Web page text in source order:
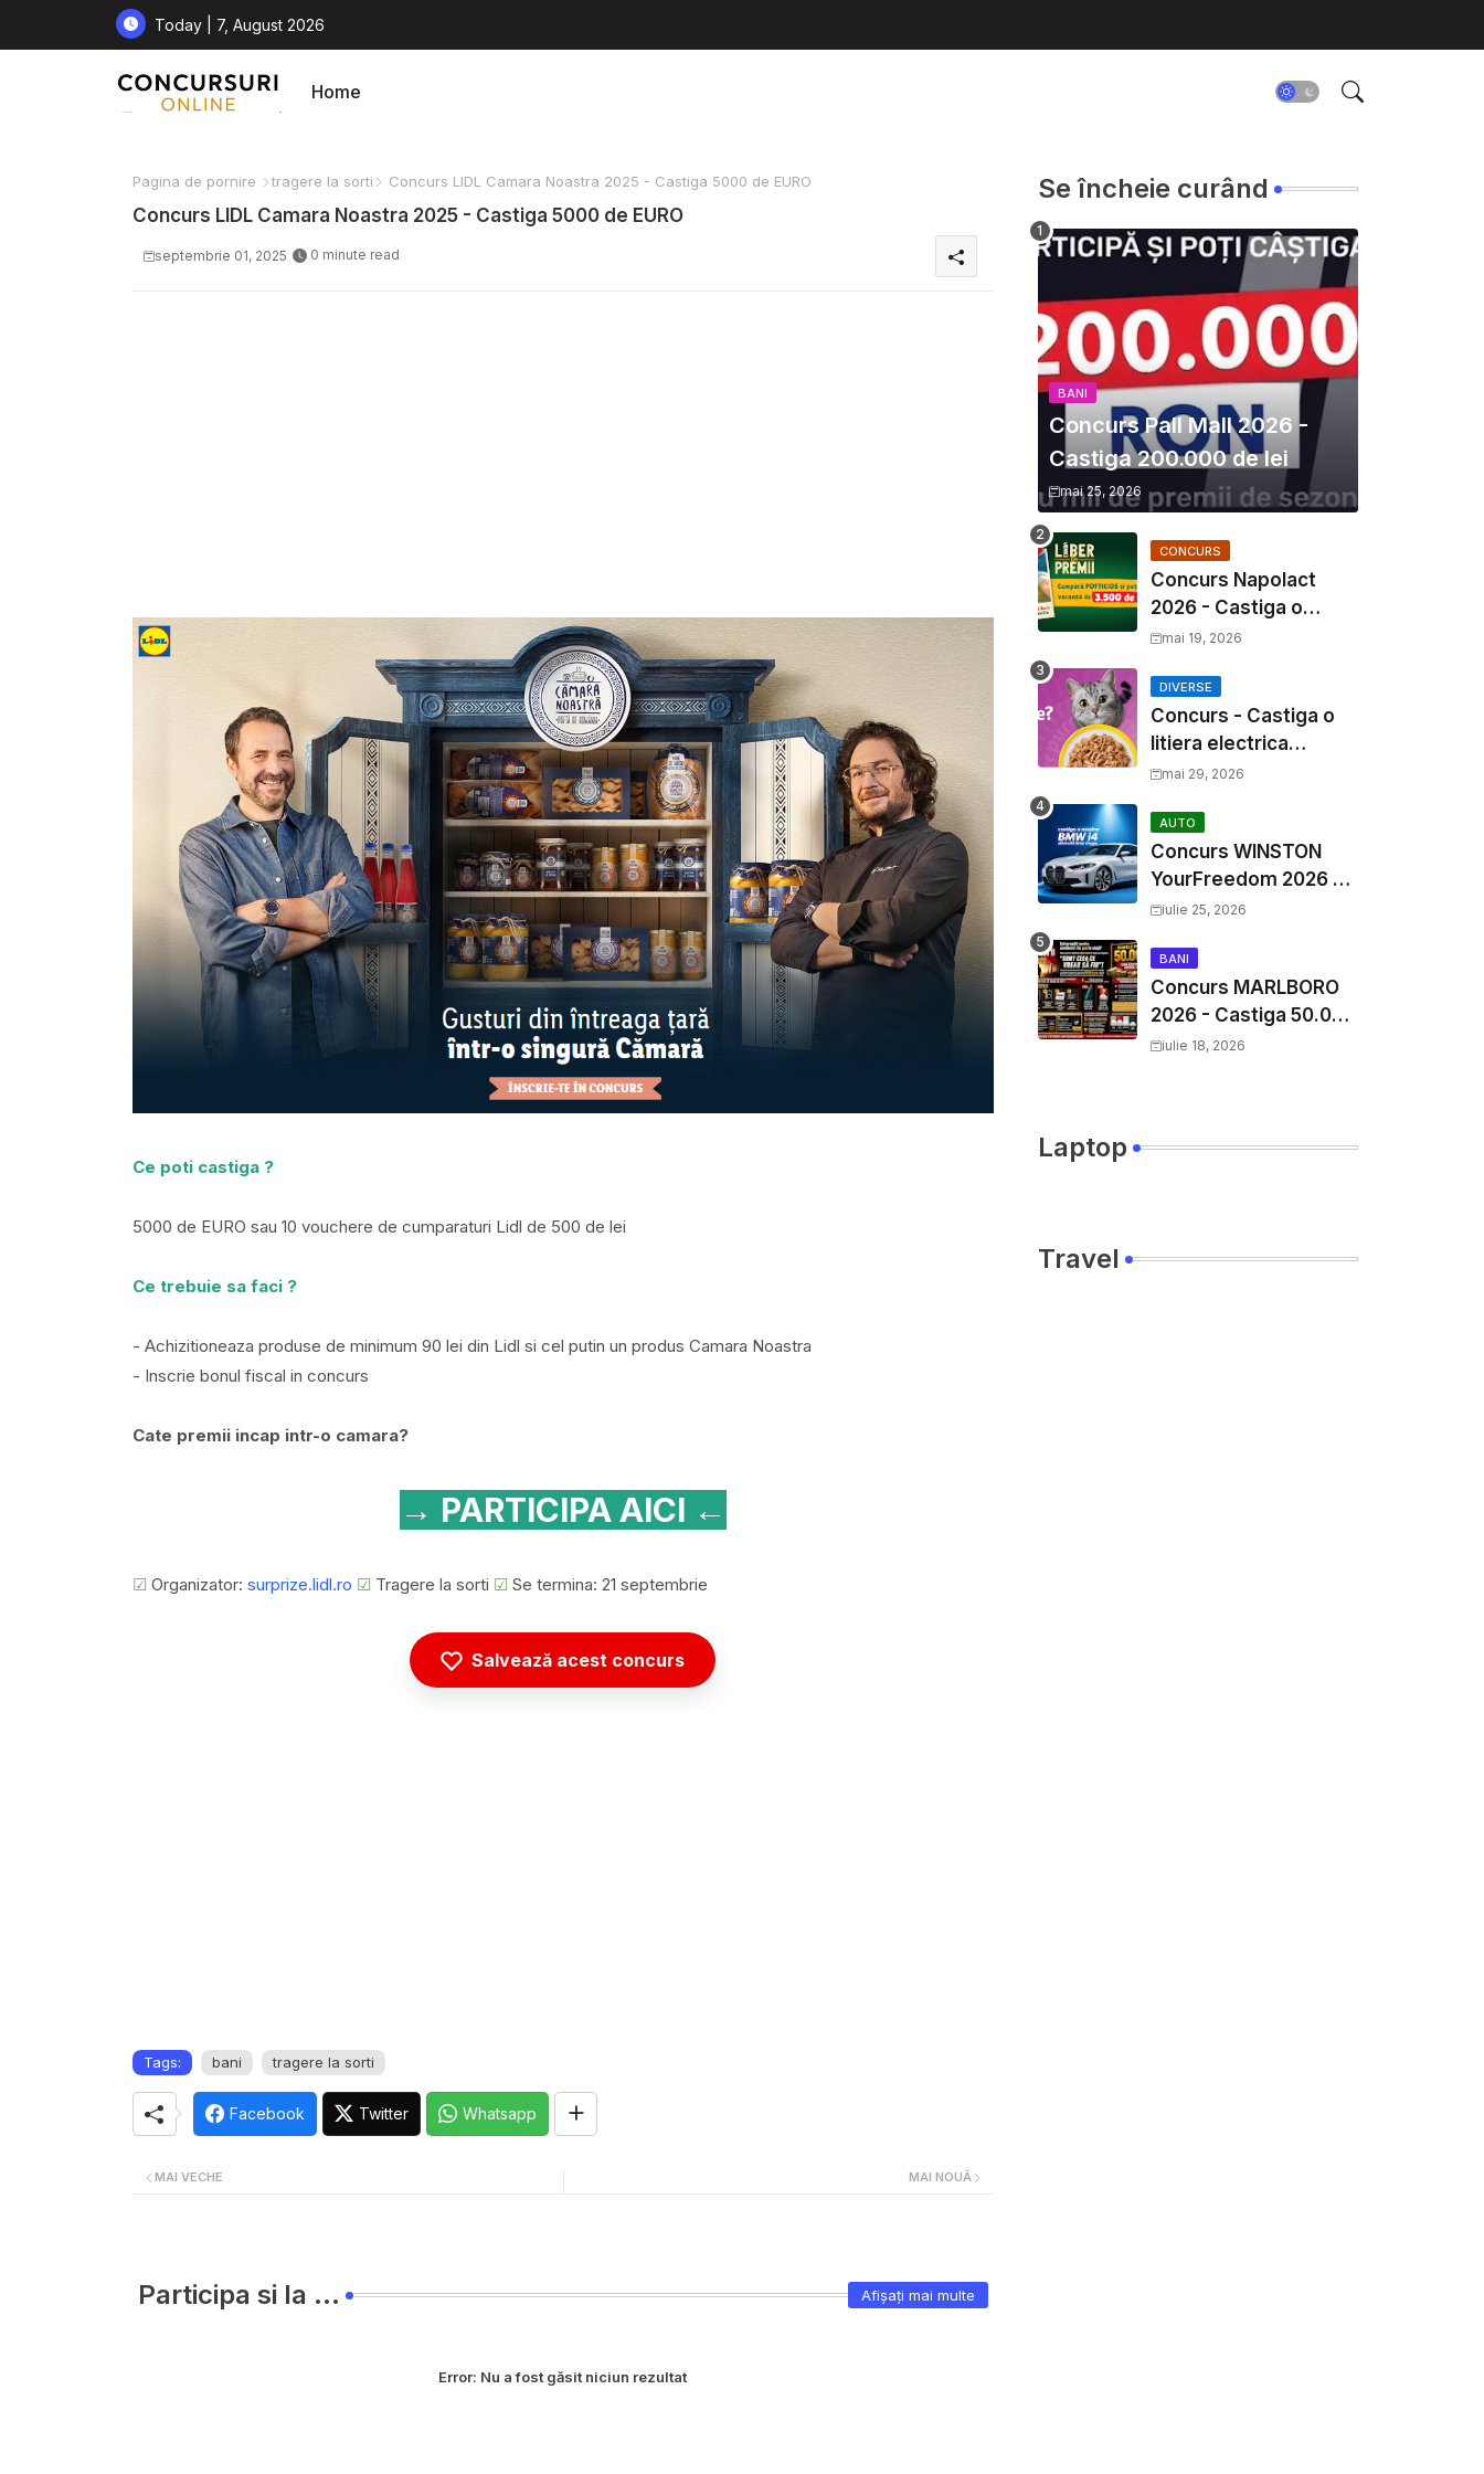
Today | 7, August 2026
Home
Pagina de pornire tragere la sorti Concurs LIDL Camara Noastra 2025 - Castiga 5000 de EURO
Concurs LIDL Camara Noastra 2025 - Castiga 5000 de EURO
septembrie 01, 2025 0 minute read
Ce poti castiga ?
5000 de EURO sau 10 vouchere de cumparaturi Lidl de 500 de lei
Ce trebuie sa faci ?
- Achizitioneaza produse de minimum 90 lei din Lidl si cel putin un produs Camara Noastra
- Inscrie bonul fiscal in concurs
Cate premii incap intr-o camara?
→ PARTICIPA AICI ←
☑ Organizator: surprize.lidl.ro ☑ Tragere la sorti ☑ Se termina: 21 septembrie
Salvează acest concurs
Tags: bani tragere la sorti
Facebook Twitter Whatsapp
MAI NOUĂ
MAI VECHE
Participa si la ... Afișați mai multe
Error: Nu a fost găsit niciun rezultat
Se încheie curând
BANI
Concurs Pall Mall 2026 -
Castiga 200.000 de lei
mai 25, 2026
CONCURS
Concurs Napolact
2026 - Castiga o
Vacanta de Familie de
mai 19, 2026
DIVERSE
Concurs - Castiga o
litiera electrica
Whiskas
mai 29, 2026
AUTO
Concurs WINSTON
YourFreedom 2026 -
Castiga o masina
premii cash
iulie 25, 2026
BANI
Concurs MARLBORO
2026 - Castiga 50.000
EURO pe
iulie 18, 2026
Laptop
Travel